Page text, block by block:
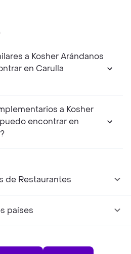
a Kosher Arándanos
en Carulla
a Kosher
encontrar en
de Restaurantes
países